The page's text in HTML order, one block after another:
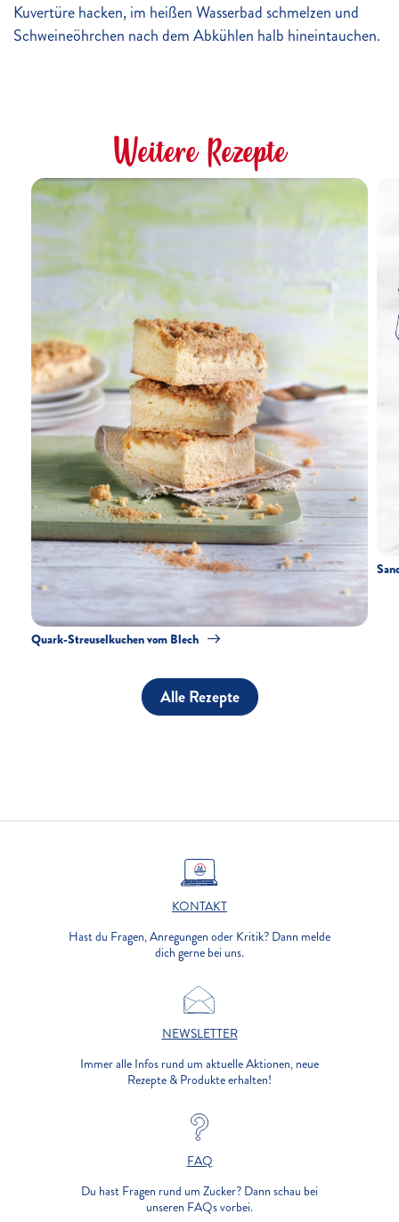
Kuvertüre hacken, im heißen Wasserbad schmelzen und
Schweineöhrchen nach dem Abkühlen halb hineintauchen.
Weitere Rezepte
Quark-Streuselkuchen vom Blech
Alle Rezepte
KONTAKT
Hast du Fragen, Anregungen oder Kritik? Dann melde
dich gerne bei uns.
NEWSLETTER
Immer alle Infos rund um aktuelle Aktionen, neue
Rezepte & Produkte erhalten!
FAQ
Du hast Fragen rund um Zucker? Dann schau bei
unseren FAQs vorbei.